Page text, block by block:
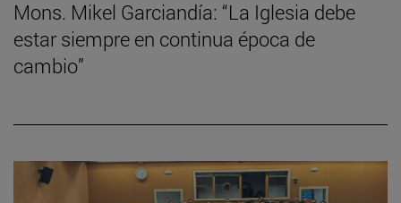
Mons. Mikel Garciandía: “La Iglesia debe
estar siempre en continua época de
cambio”